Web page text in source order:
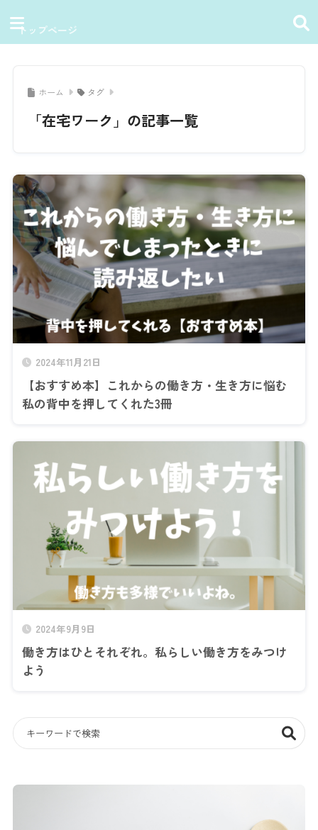
トップページ
ホーム タグ
「在宅ワーク」の記事一覧
2024年11月21日
【おすすめ本】これからの働き方・生き方に悩む
私の背中を押してくれた3冊
2024年9月9日
働き方はひとそれぞれ。私らしい働き方をみつけ
よう